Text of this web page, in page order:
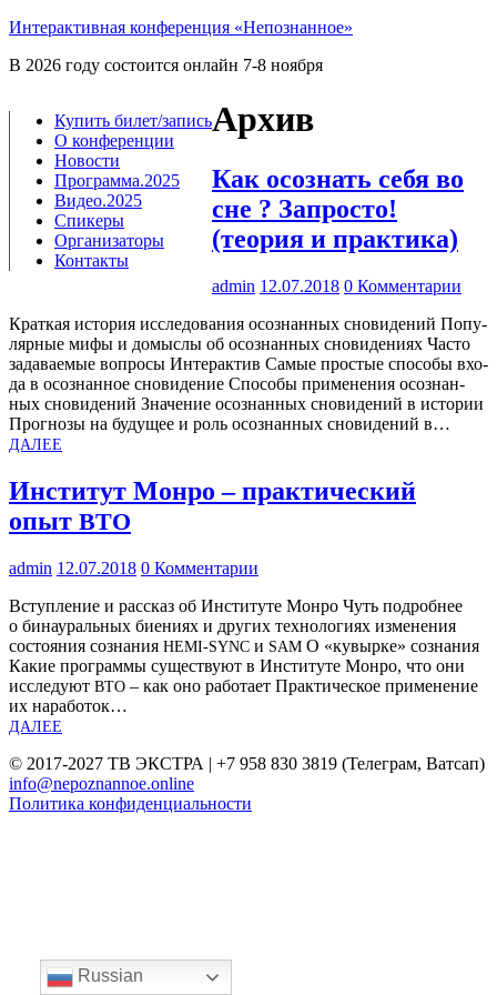
Интерактивная конференция «Непознанное»
В 2026 году состоится онлайн 7-8 ноября
Купить билет/​запись
О конференции
Новости
Программа.2025
Видео.2025
Спикеры
Организаторы
Контакты
Архив
Как осознать себя во
сне ? Запросто!
(теория и практика)
admin 12.07.2018 0 Комментарии
Крат­кая исто­рия иссле­до­ва­ния осо­знан­ных сно­ви­де­ний Попу­
ляр­ные мифы и домыс­лы об осо­знан­ных сно­ви­де­ни­ях Часто
зада­ва­е­мые вопро­сы Интер­ак­тив Самые про­стые спо­со­бы вхо­
да в осо­знан­ное сно­ви­де­ние Спо­со­бы при­ме­не­ния осо­знан­
ных сно­ви­де­ний Зна­че­ние осо­знан­ных сно­ви­де­ний в исто­рии
Про­гно­зы на буду­щее и роль осо­знан­ных сно­ви­де­ний в…
ДАЛЕЕ
Институт Монро – практический
опыт ВТО
admin 12.07.2018 0 Комментарии
Вступ­ле­ние и рас­сказ об Инсти­ту­те Мон­ро Чуть подроб­нее
о бина­у­раль­ных бие­ни­ях и дру­гих тех­но­ло­ги­ях изме­не­ния
состо­я­ния созна­ния HEMI-SYNC и SAM О «кувыр­ке» созна­ния
Какие про­грам­мы суще­ству­ют в Инсти­ту­те Мон­ро, что они
иссле­ду­ют ВТО – как оно рабо­та­ет Прак­ти­че­ское при­ме­не­ние
их нара­бо­ток…
ДАЛЕЕ
© 2017-2027 ТВ ЭКСТРА | +7 958 830 3819 (Телеграм, Ватсап)
info@nepoznannoe.online
Политика конфиденциальности
Russian